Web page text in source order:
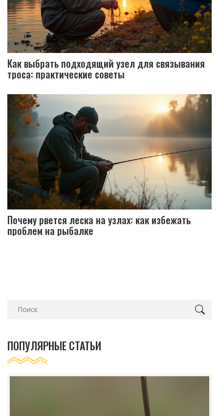
Как выбрать подходящий узел для связывания
троса: практические советы
Почему рвется леска на узлах: как избежать
проблем на рыбалке
ПОПУЛЯРНЫЕ СТАТЬИ